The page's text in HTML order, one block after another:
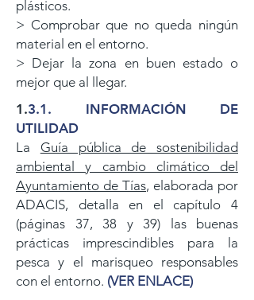
plásticos.
> Comprobar que no queda ningún
material en el entorno.
> Dejar la zona en buen estado o
mejor que al llegar.
1.3.1. INFORMACIÓN DE
UTILIDAD
La Guía pública de sostenibilidad
ambiental y cambio climático del
Ayuntamiento de Tías, elaborada por
ADACIS, detalla en el capítulo 4
(páginas 37, 38 y 39) las buenas
prácticas imprescindibles para la
pesca y el marisqueo responsables
con el entorno. (VER ENLACE)